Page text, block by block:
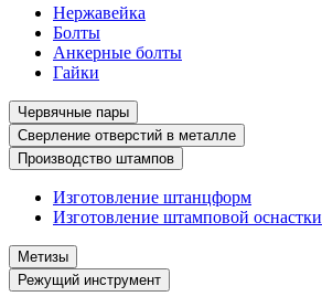
Нержавейка
Болты
Анкерные болты
Гайки
Червячные пары
Сверление отверстий в металле
Производство штампов
Изготовление штанцформ
Изготовление штамповой оснастки
Метизы
Режущий инструмент